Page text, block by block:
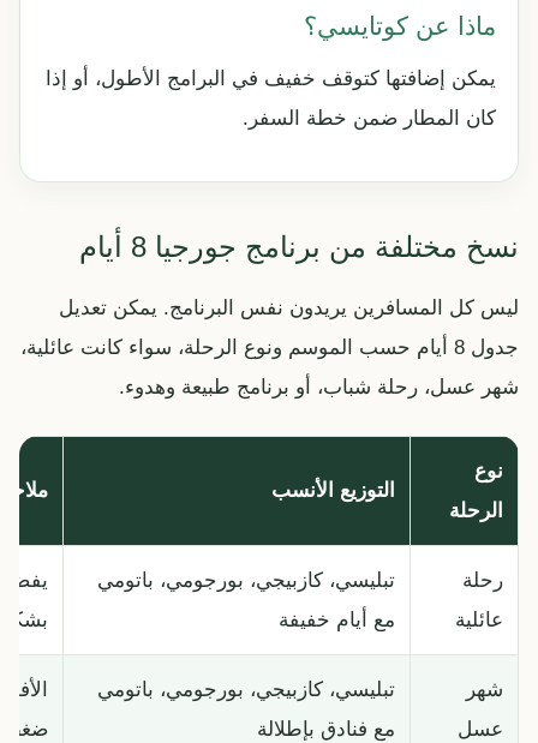
ماذا عن كوتايسي؟
يمكن إضافتها كتوقف خفيف في البرامج الأطول، أو إذا
كان المطار ضمن خطة السفر.
نسخ مختلفة من برنامج جورجيا 8 أيام
ليس كل المسافرين يريدون نفس البرنامج. يمكن تعديل
جدول 8 أيام حسب الموسم ونوع الرحلة، سواء كانت عائلية،
شهر عسل، رحلة شباب، أو برنامج طبيعة وهدوء.
نوع
الرحلة
التوزيع الأنسب
رحلة
عائلية
تبليسي، كازبيجي، بورجومي، باتومي
مع أيام خفيفة
بشكل
شهر
عسل
تبليسي، كازبيجي، بورجومي، باتومي
مع فنادق بإطلالة
ضغط